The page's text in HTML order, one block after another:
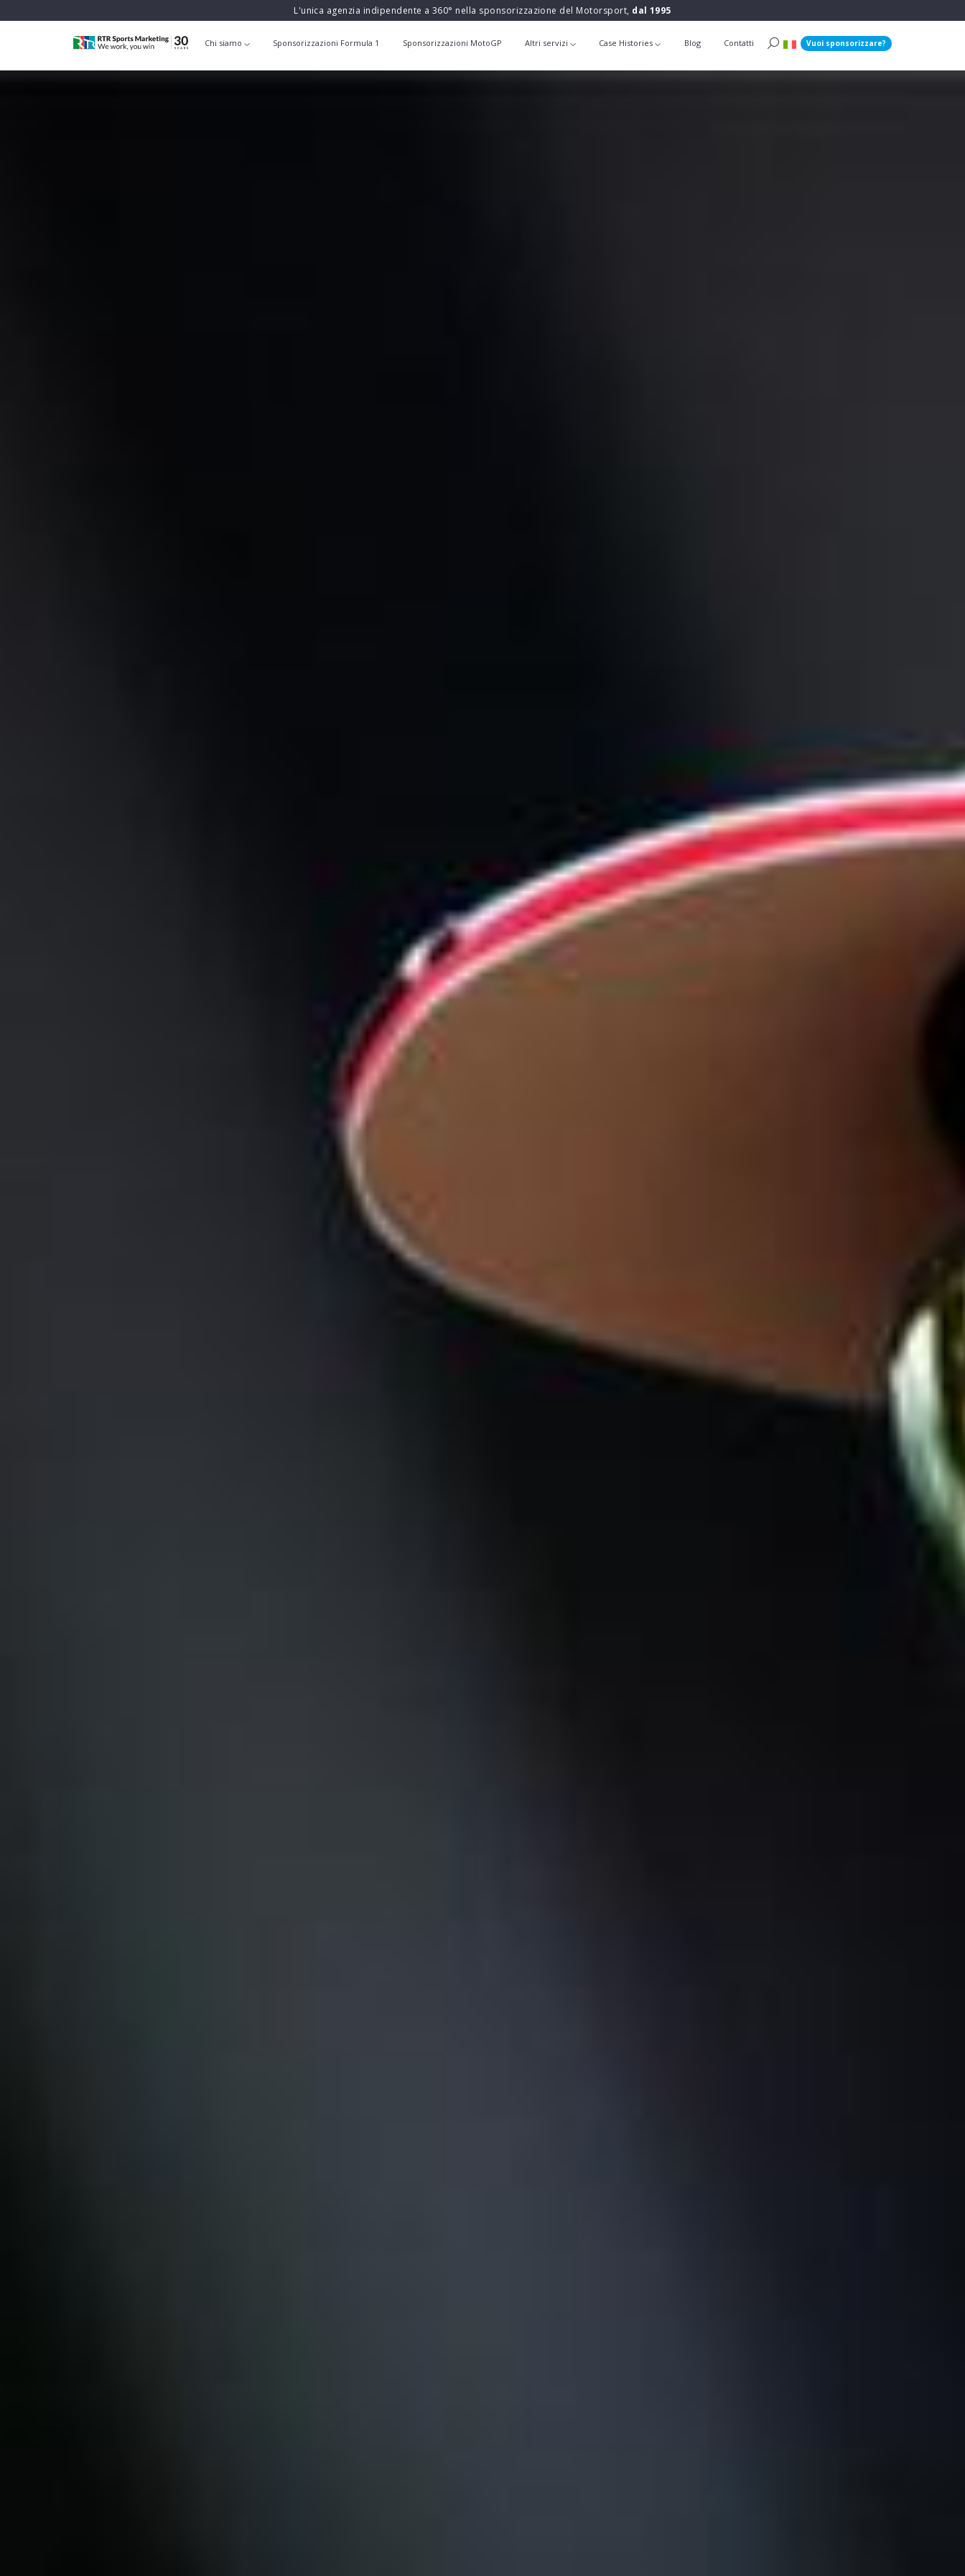
L'unica agenzia indipendente a 360° nella sponsorizzazione del Motorsport, dal 1995
Chi siamo Sponsorizzazioni Formula 1 Sponsorizzazioni MotoGP Altri servizi Case Histories Blog Contatti Vuoi sponsorizzare?